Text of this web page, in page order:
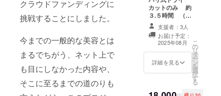
クラウドファンディングに
挑戦することにしました。
今までの一般的な美容とは
まるでちがう、ネット上で
も目にしなかった内容や、
そこに至るまでの道のりも
レスが必要で
す。 ※有効期限
２０２５年８月
１日～２０２６
年１月３１日ま
カットのみ 約
３.５時間 （通
常２２,０００
円、再来１６,５
００円） ※仕上
がり時間は目安
となっておりま
す。髪の状態、
います。 ※ご支
支援者：3人
お届け予定：
2025年08月
詳細を見る
こ
の
リ
タ
ー
ン
を
選
択
す
る